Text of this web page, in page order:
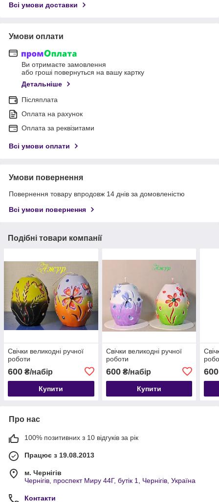
Всі умови доставки
Умови оплати
Ви отримаєте замовлення
або гроші повернуться на вашу картку
Детальніше
Післяплата
Оплата на рахунок
Оплата за реквізитами
Всі умови оплати
Умови повернення
Повернення товару впродовж 14 днів за домовленістю
Всі умови повернення
Подібні товари компанії
Свічки великодні ручної
роботи
600 ₴/набір
Купити
Свічки великодні ручної
роботи
600₴/набір
Купити
600
Про нас
100% позитивних з 10 відгуків за рік
Працює з 19.08.2013
м. Чернігів
Чернігів, проспект Миру 44Г, бутік 1, Чернігів, Україна
Контакти